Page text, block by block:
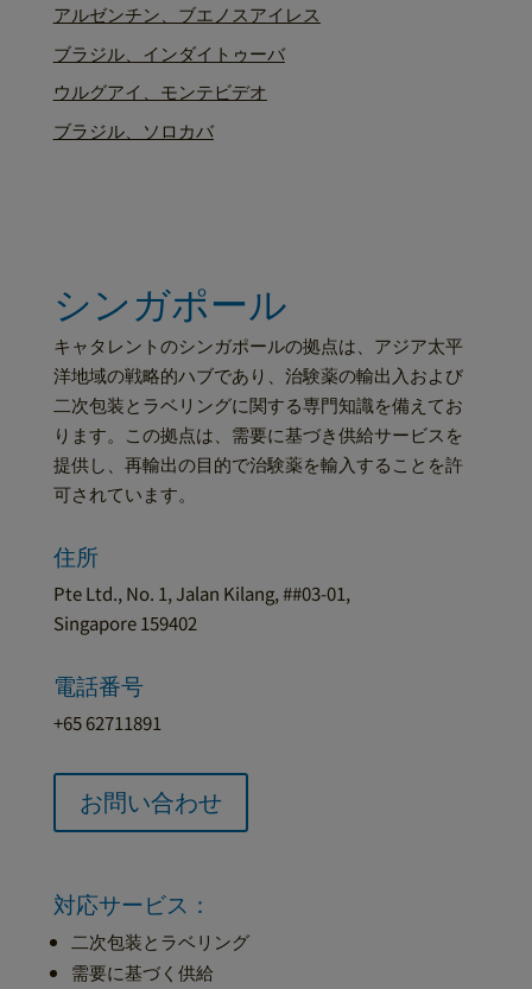
アルゼンチン、ブエノスアイレス
ブラジル、インダイトゥーバ
ウルグアイ、モンテビデオ
ブラジル、ソロカバ
シンガポール
キャタレントのシンガポールの拠点は、アジア太平
洋地域の戦略的ハブであり、治験薬の輸出入および
二次包装とラベリングに関する専門知識を備えてお
ります。この拠点は、需要に基づき供給サービスを
提供し、再輸出の目的で治験薬を輸入することを許
可されています。
住所
Pte Ltd., No. 1, Jalan Kilang, ##03-01,
Singapore 159402
電話番号
+65 62711891
お問い合わせ
対応サービス：
二次包装とラベリング
需要に基づく供給